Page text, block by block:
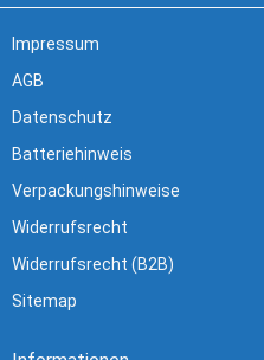
Impressum
AGB
Datenschutz
Batteriehinweis
Verpackungshinweise
Widerrufsrecht
Widerrufsrecht (B2B)
Sitemap